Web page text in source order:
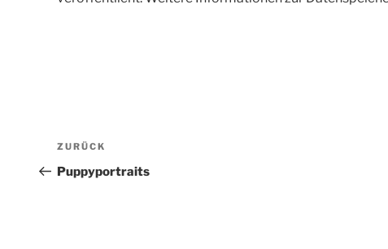
Beitragsnavigation
Vorheriger
Beitrag
ZURÜCK
Puppyportraits